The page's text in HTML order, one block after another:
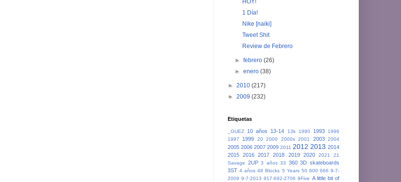
1 Día!
Nike [naiki]
Tweet Shit
Review de Febrero
►febrero(26)
►enero(38)
► 2010 (217)
► 2009 (232)
Etiquetas
_GUEZ 10 años 13-14 13k 1990 1993
1996
1997
1999 20 2000 2000s 2001 2003 2004
2005 2006 2007 2009 2011 2012 2013 2014
2015 2016 2017 2018 2019 2020 2021
21
Savage
2UP 3 años 33 360 3D skateboards
3ST 4 años 48 Blocks 5 Years 50 600 666 9-7-
2009 9-7-2013 917-692-2706 9Five A little bit of